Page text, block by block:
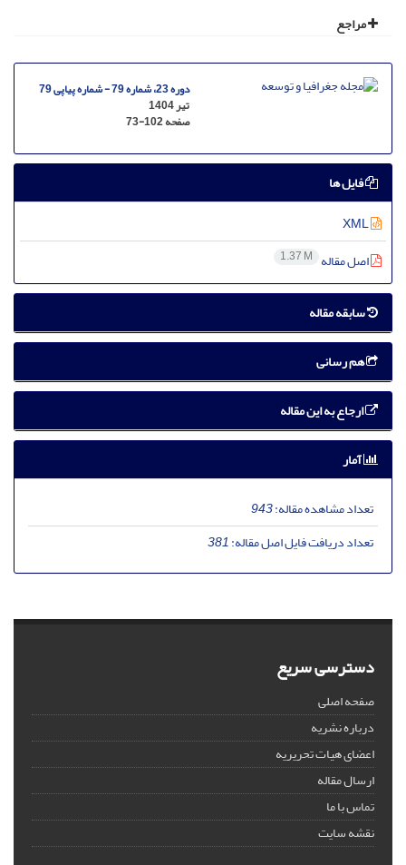
مراجع
دوره 23، شماره 79 - شماره پیاپی 79
تیر 1404
صفحه73-102
فایل ها
اصل مقاله 1.37 M
سابقه مقاله
هم رسانی
ارجاع به این مقاله
آمار
تعداد مشاهده مقاله:943
تعداد دریافت فایل اصل مقاله:381
دسترسی سریع
صفحه اصلی
درباره نشریه
اعضای هیات تحریریه
ارسال مقاله
تماس با ما
نقشه سایت